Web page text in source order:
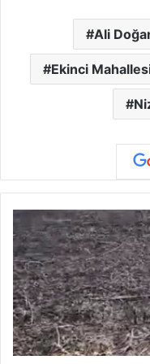
Ali
Ekinci
A
r
a
b
a
n
A
r
p